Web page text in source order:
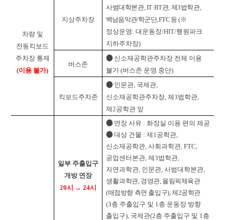
차량 및
전동킥보드
주차장 통제
(이용 불가)
지상주차장
사범대학본관, IT·BT관, 제3법학관,
백남음악관/학군단, FTC 등 (※
정상운영: 대운동장/HIT/행원파크
지하주차장)
버스존
● 신소재공학관주차장 전체 이용
불가 (버스존 운영 중단)
킥보드주차존
● 인문관, 국제관,
신소재공학관주차장, 제3법학관,
제2공학관 앞
일부 주출입구
개방 연장
20시 → 24시
● 연장 사유 : 화장실 이용 편의 제공
●대상 건물 : 제1공학관,
신소재공학관, 사회과학관, FTC,
공업센터본관, 제3법학관,
자연과학관, 인문관, 사범대학본관,
생활과학관, 경영관, 올림픽체육관
(매점방향 측면 출입구), 제2공학관
(3층 주출입구 및 1층 운동장 방향
출입구), 국제관(2층 주출입구 및 1층